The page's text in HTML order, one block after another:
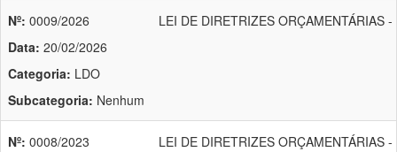
Nº: 0009/2026
Data: 20/02/2026
Categoria: LDO
Subcategoria: Nenhum
LEI DE DIRETRIZES ORÇAMENTÁRIAS
Nº: 0008/2023
LEI DE DIRETRIZES ORÇAMENTÁRIAS